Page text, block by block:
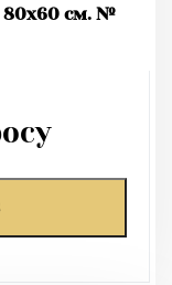
80х60 см. №